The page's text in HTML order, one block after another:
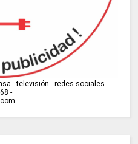
- televisión - redes sociales -
-